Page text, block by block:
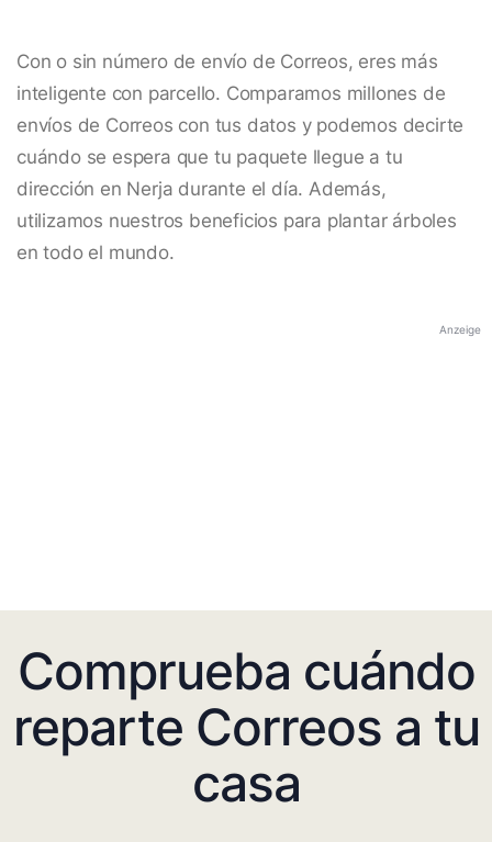
Con o sin número de envío de Correos, eres más
inteligente con parcello. Comparamos millones de
envíos de Correos con tus datos y podemos decirte
cuándo se espera que tu paquete llegue a tu
dirección en Nerja durante el día. Además,
utilizamos nuestros beneficios para plantar árboles
en todo el mundo.
Anzeige
Comprueba cuándo
reparte Correos a tu
casa